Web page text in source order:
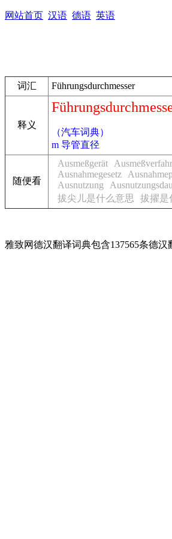
网站首页 汉语 德语 英语
词汇 Führungsdurchmesser
释义
（汽车词典）
m 导管直径
随便看
Ausmeßgerät
Ausnahmegesetz
Ausnutzung
拔尖儿是什么意思
拔擢是
雅致网德汉翻译词典包含137565条德